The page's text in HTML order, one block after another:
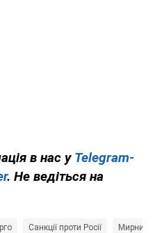
в нас у Telegram-
. Не ведіться на
Санкції проти Росії Мирний